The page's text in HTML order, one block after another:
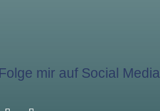
Folge mir auf Social Media